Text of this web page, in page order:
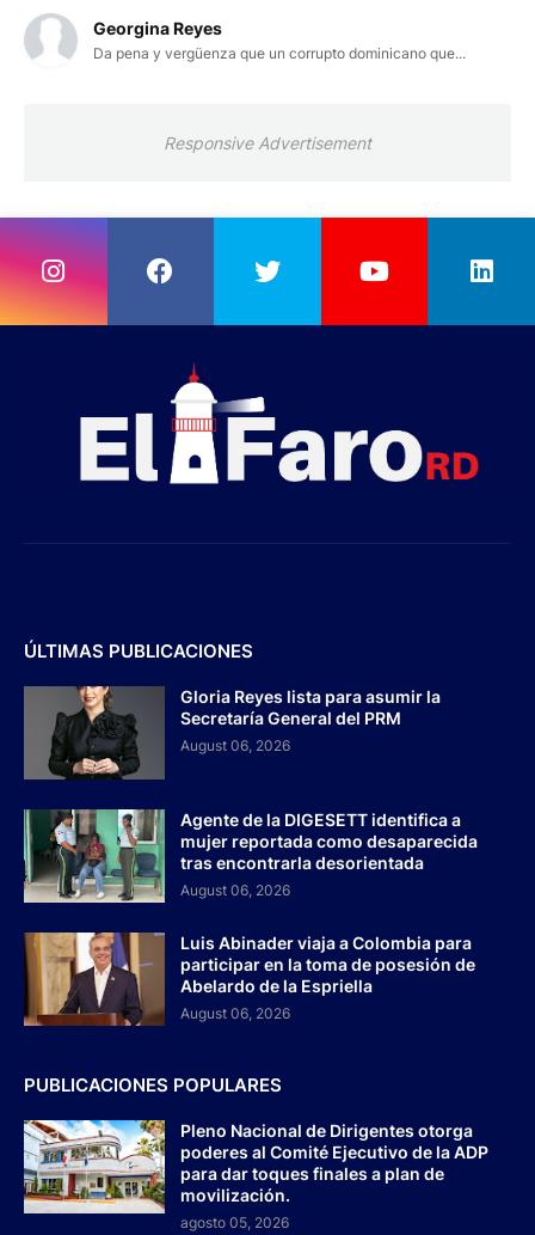
Georgina Reyes
Da pena y vergüenza que un corrupto dominicano que...
Responsive Advertisement
ÚLTIMAS PUBLICACIONES
Gloria Reyes lista para asumir la
Secretaría General del PRM
August 06, 2026
Agente de la DIGESETT identifica a
mujer reportada como desaparecida
tras encontrarla desorientada
August 06, 2026
Luis Abinader viaja a Colombia para
participar en la toma de posesión de
Abelardo de la Espriella
August 06, 2026
PUBLICACIONES POPULARES
Pleno Nacional de Dirigentes otorga
poderes al Comité Ejecutivo de la ADP
para dar toques finales a plan de
movilización.
agosto 05, 2026